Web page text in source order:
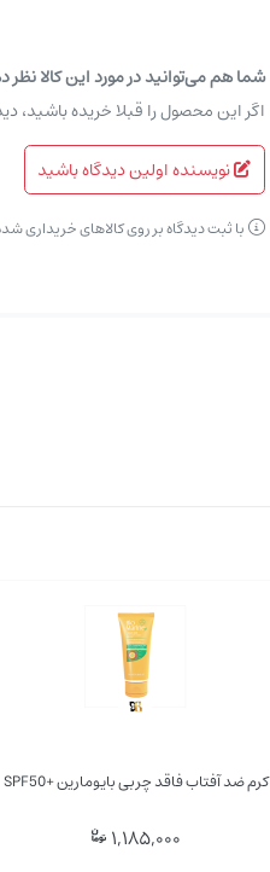
شما هم می‌توانید در مورد این کالا نظر
اگر این محصول را قبلا خریده باشید،
نویسنده اولین دیدگاه باشید
با ثبت دیدگاه بر روی کالاهای خریداری
کرم ضد آفتاب فاقد چربی بایومارین +SPF50
1,185,000